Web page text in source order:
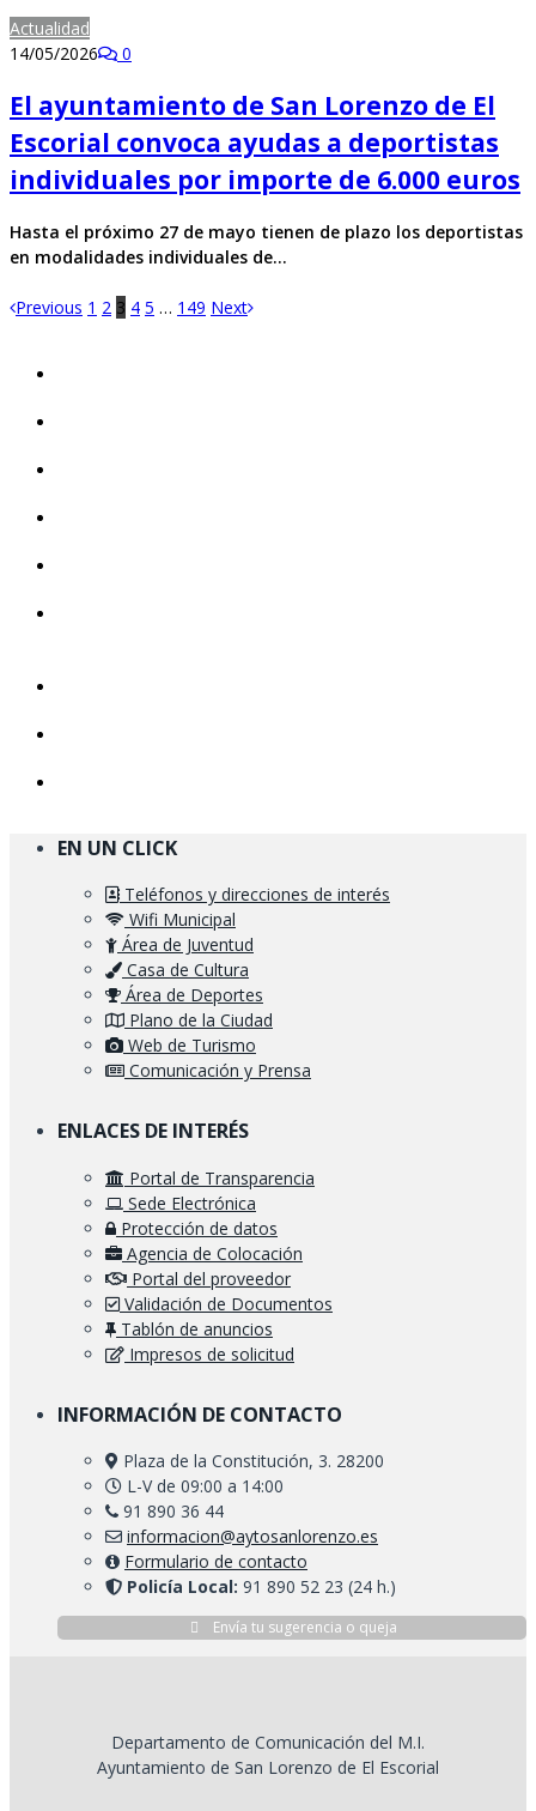
Actualidad
14/05/2026
0
El ayuntamiento de San Lorenzo de El
Escorial convoca ayudas a deportistas
individuales por importe de 6.000 euros
Hasta el próximo 27 de mayo tienen de plazo los deportistas
en modalidades individuales de…
Previous 1 2 3 4 5 … 149 Next
EN UN CLICK
Teléfonos y direcciones de interés
Wifi Municipal
Área de Juventud
Casa de Cultura
Área de Deportes
Plano de la Ciudad
Web de Turismo
Comunicación y Prensa
ENLACES DE INTERÉS
Portal de Transparencia
Sede Electrónica
Protección de datos
Agencia de Colocación
Portal del proveedor
Validación de Documentos
Tablón de anuncios
Impresos de solicitud
INFORMACIÓN DE CONTACTO
Plaza de la Constitución, 3. 28200
L-V de 09:00 a 14:00
91 890 36 44
informacion@aytosanlorenzo.es
Formulario de contacto
Policía Local: 91 890 52 23 (24 h.)
Envía tu sugerencia o queja
Departamento de Comunicación del M.I.
Ayuntamiento de San Lorenzo de El Escorial